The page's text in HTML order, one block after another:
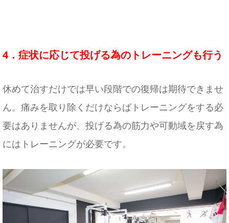
4．症状に応じて投げる為のトレーニングも行う
休めて治すだけでは早い段階での復帰は期待できませ
ん。痛みを取り除くだけならばトレーニングをする必
要はありませんが、投げる為の筋力や可動域を戻す為
にはトレーニングが必要です。